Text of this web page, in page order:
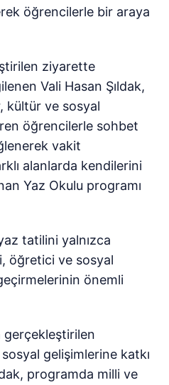
öğrencilerle bir araya
ziyarette
Vali Hasan Şıldak,
kültür ve sosyal
öğrencilerle sohbet
vakit
alanlarda kendilerini
Yaz Okulu programı
tatilini yalnızca
öğretici ve sosyal
önemli
gerçekleştirilen
gelişimlerine katkı
programda milli ve